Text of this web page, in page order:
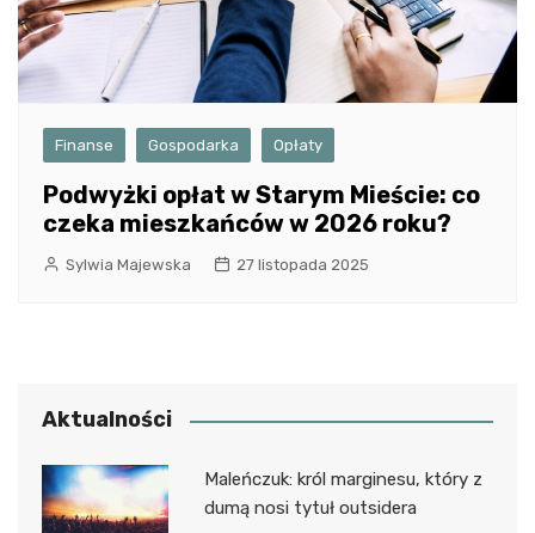
Finanse Gospodarka Opłaty
Podwyżki opłat w Starym Mieście: co
czeka mieszkańców w 2026 roku?
Sylwia Majewska 27 listopada 2025
Aktualności
Maleńczuk: król marginesu, który z
dumą nosi tytuł outsidera